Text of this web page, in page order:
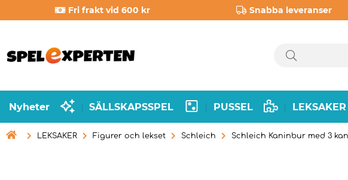
Fri frakt vid 600 kr Snabba leveranser
Nyheter SÄLLSKAPSSPEL PUSSEL LEKSAKER
 LEKSAKER Figurer och lekset Schleich Schleich Kaninbur med 3